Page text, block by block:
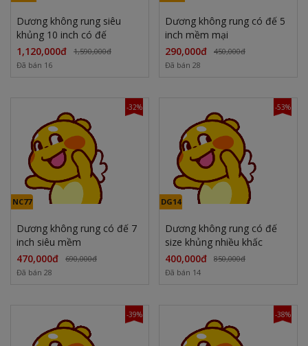
Dương không rung siêu
khủng 10 inch có đế
1,120,000đ
1,590,000đ
Đã bán 16
Dương không rung có đế 5
inch mềm mại
290,000đ
450,000đ
Đã bán 28
-32%
NC77
Dương không rung có đế 7
inch siêu mềm
470,000đ
690,000đ
Đã bán 28
-53%
DG14
Dương không rung có đế
size khủng nhiều khấc
400,000đ
850,000đ
Đã bán 14
-39% -38%